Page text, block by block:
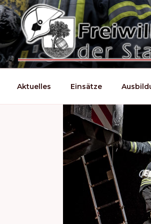
Aktuelles Einsätze